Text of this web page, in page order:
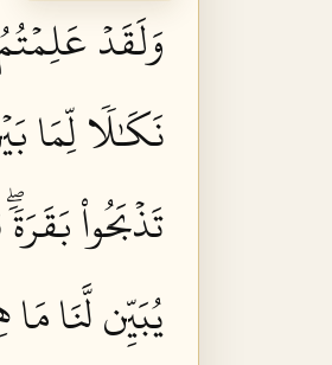
وَلَقَدۡ
نَكَٰلٗا لِّمَا
تَذۡبَحُواْ
يُبَيِّن لَّنَا